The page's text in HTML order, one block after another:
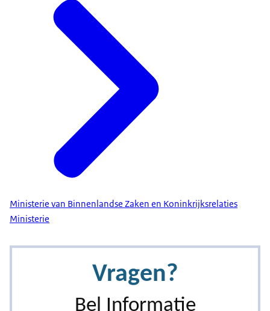
Ministerie van Binnenlandse Zaken en Koninkrijksrelaties
Ministerie